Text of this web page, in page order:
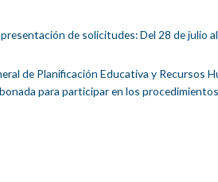
de solicitudes: Del 28 de julio
de Planificación Educativa y Recursos
para participar en los